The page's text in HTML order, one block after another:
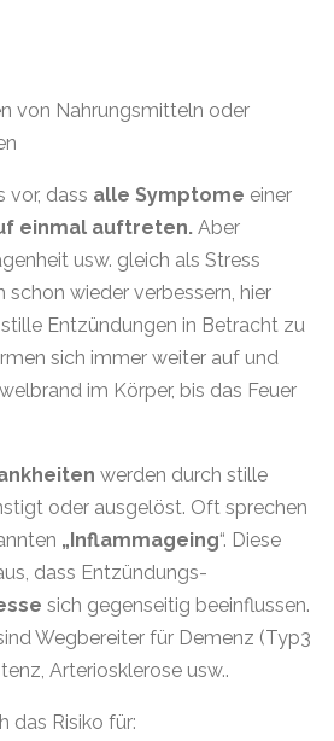
von Nahrungsmitteln oder
vor, dass alle Symptome einer
einmal auftreten. Aber
usw. gleich als Stress
schon wieder verbessern, hier
Entzündungen in Betracht zu
sich immer weiter auf und
im Körper, bis das Feuer
werden durch stille
oder ausgelöst. Oft sprechen
„Inflammageing“. Diese
dass Entzündungs-
sich gegenseitig beeinflussen.
Wegbereiter für Demenz (Typ3
Arteriosklerose usw..
das Risiko für: